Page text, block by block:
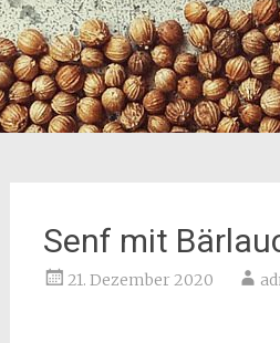
Senf mit
21. Dezember 2020